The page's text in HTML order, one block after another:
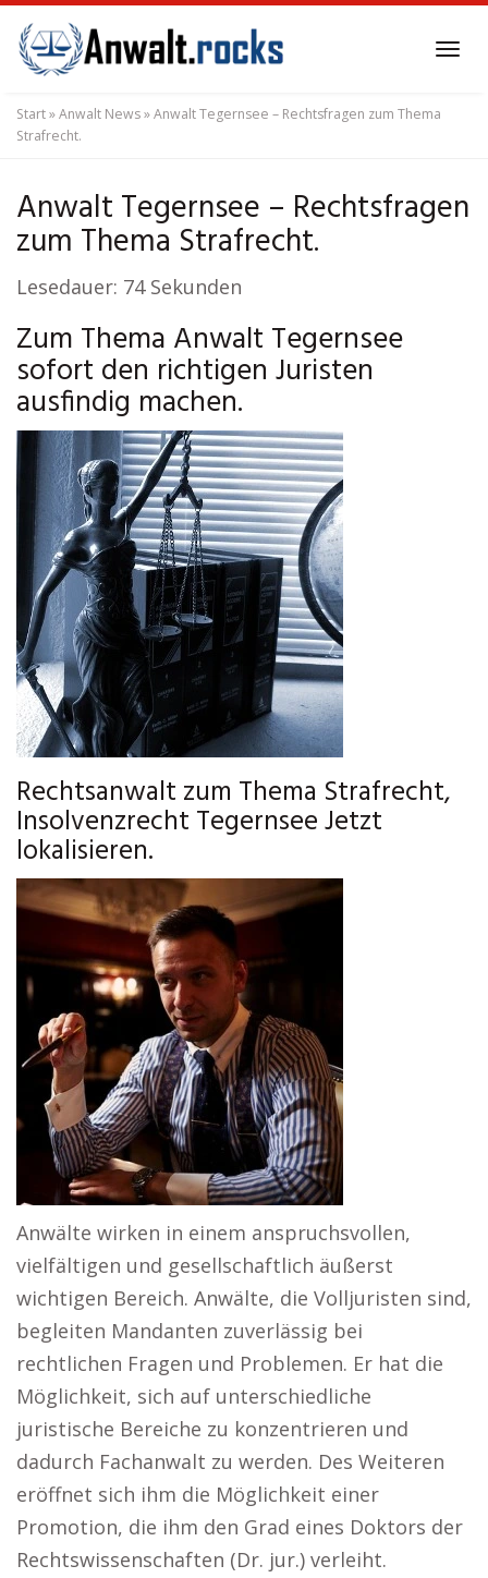
to
main
content
Start»Anwalt News»Anwalt Tegernsee – Rechtsfragen zum Thema
Strafrecht.
Anwalt Tegernsee – Rechtsfragen
zum Thema Strafrecht.
Lesedauer: 74 Sekunden
Zum Thema Anwalt Tegernsee
sofort den richtigen Juristen
ausfindig machen.
Rechtsanwalt zum Thema Strafrecht,
Insolvenzrecht Tegernsee Jetzt
lokalisieren.
Anwälte wirken in einem anspruchsvollen,
vielfältigen und gesellschaftlich äußerst
wichtigen Bereich. Anwälte, die Volljuristen sind,
begleiten Mandanten zuverlässig bei
rechtlichen Fragen und Problemen. Er hat die
Möglichkeit, sich auf unterschiedliche
juristische Bereiche zu konzentrieren und
dadurch Fachanwalt zu werden. Des Weiteren
eröffnet sich ihm die Möglichkeit einer
Promotion, die ihm den Grad eines Doktors der
Rechtswissenschaften (Dr. jur.) verleiht.